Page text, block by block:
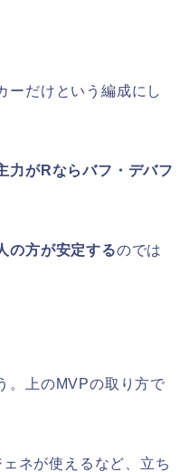
ーだけという編成にし
力がRならバフ・デバフ
の方が安定するのでは
。上のMVPの取り方で
ネが使えるなど、立ち